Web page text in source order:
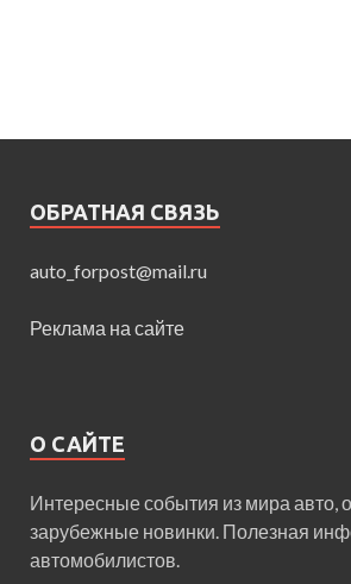
ОБРАТНАЯ СВЯЗЬ
auto_forpost@mail.ru
Реклама на сайте
О САЙТЕ
Интересные события из мира авто,
зарубежные новинки. Полезная
автомобилистов.